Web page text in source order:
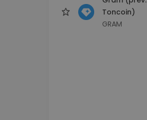
Toncoin)
GRAM